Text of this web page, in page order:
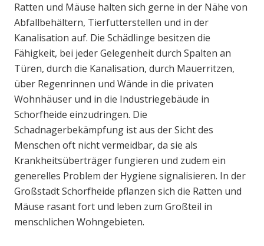
Ratten und Mäuse halten sich gerne in der Nähe von
Abfallbehältern, Tierfutterstellen und in der
Kanalisation auf. Die Schädlinge besitzen die
Fähigkeit, bei jeder Gelegenheit durch Spalten an
Türen, durch die Kanalisation, durch Mauerritzen,
über Regenrinnen und Wände in die privaten
Wohnhäuser und in die Industriegebäude in
Schorfheide einzudringen. Die
Schadnagerbekämpfung ist aus der Sicht des
Menschen oft nicht vermeidbar, da sie als
Krankheitsüberträger fungieren und zudem ein
generelles Problem der Hygiene signalisieren. In der
Großstadt Schorfheide pflanzen sich die Ratten und
Mäuse rasant fort und leben zum Großteil in
menschlichen Wohngebieten.